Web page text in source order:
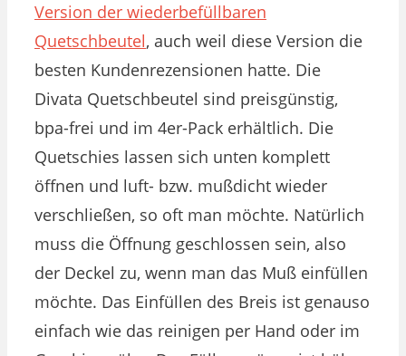
Version der wiederbefüllbaren
Quetschbeutel, auch weil diese Version die
besten Kundenrezensionen hatte. Die
Divata Quetschbeutel sind preisgünstig,
bpa-frei und im 4er-Pack erhältlich. Die
Quetschies lassen sich unten komplett
öffnen und luft- bzw. mußdicht wieder
verschließen, so oft man möchte. Natürlich
muss die Öffnung geschlossen sein, also
der Deckel zu, wenn man das Muß einfüllen
möchte. Das Einfüllen des Breis ist genauso
einfach wie das reinigen per Hand oder im